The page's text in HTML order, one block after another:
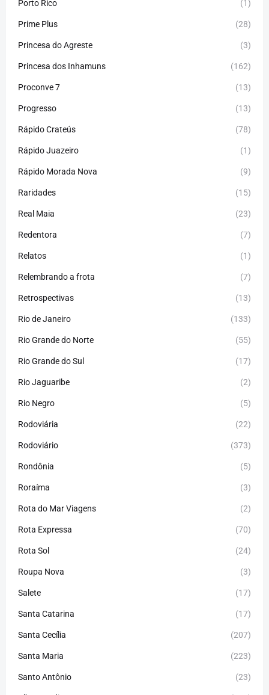
Porto Rico (1)
Prime Plus (28)
Princesa do Agreste (3)
Princesa dos Inhamuns (162)
Proconve 7 (13)
Progresso (13)
Rápido Crateús (78)
Rápido Juazeiro (1)
Rápido Morada Nova (9)
Raridades (15)
Real Maia (23)
Redentora (7)
Relatos (1)
Relembrando a frota (7)
Retrospectivas (13)
Rio de Janeiro (133)
Rio Grande do Norte (55)
Rio Grande do Sul (17)
Rio Jaguaribe (2)
Rio Negro (5)
Rodoviária (22)
Rodoviário (373)
Rondônia (5)
Roraíma (3)
Rota do Mar Viagens (2)
Rota Expressa (70)
Rota Sol (24)
Roupa Nova (3)
Salete (17)
Santa Catarina (17)
Santa Cecília (207)
Santa Maria (223)
Santo Antônio (23)